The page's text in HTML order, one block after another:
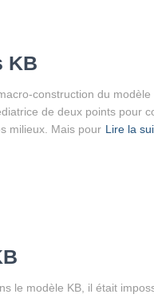
KB
construction du modèle
de deux points pour
milieux. Mais pour Lire la
le modèle KB, il était